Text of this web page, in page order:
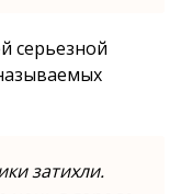
серьезной
затихли.